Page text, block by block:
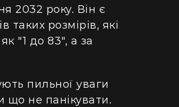
2032 року. Він є
таких розмірів, які
"1 до 83", а за
пильної уваги
що не панікувати.